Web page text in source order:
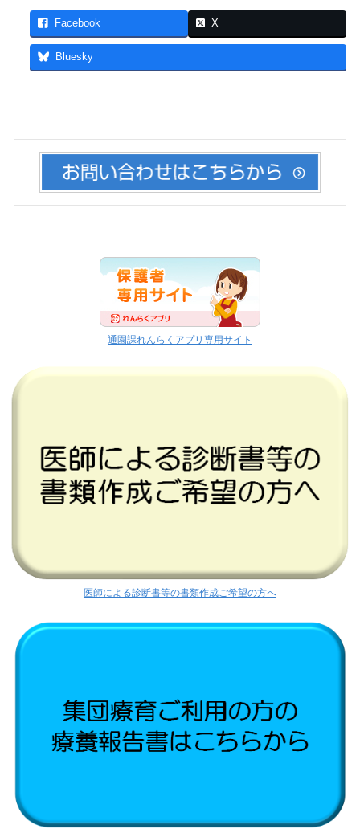
Facebook X
Bluesky
通園課れんらくアプリ専用サイト
医師による診断書等の書類作成ご希望の方へ